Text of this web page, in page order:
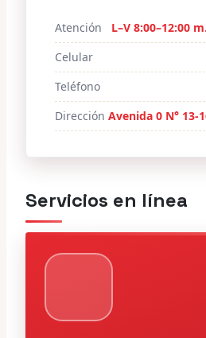
Atención
L–V 8:00–12:00
Celular
Teléfono
Dirección Avenida 0 N° 13-
Servicios en línea